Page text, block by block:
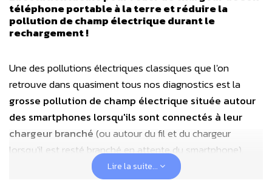
téléphone portableà la terre et réduire la
pollution de champ électrique durant le
rechargement!
Une des pollutions électriques classiques que l'on
retrouve dans quasiment tous nos diagnostics est la
grosse pollution de champ électrique située autour
des smartphones lorsqu'ils sont connectés à leur
chargeurbranché(ou autour du fil et du chargeur
lorsqu'il est resté branché en attente du smartphone).
est spécifiquement destiné à la
Lire la suite...